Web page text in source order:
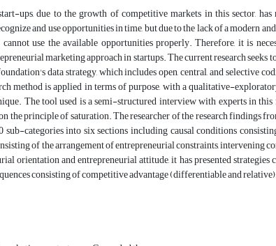
ups, due to the growth of competitive markets in this sector,
and use opportunities in time, but due to the lack of a modern
use the available opportunities properly. Therefore, it is
marketing approach in startups. The current research
data strategy, which includes open, central, and selective
method is applied in terms of purpose, with a qualitative-
The tool used is a semi-structured interview with experts in
the principle of saturation. The researcher of the research findings
sub-categories into six sections including causal conditions
of the arrangement of entrepreneurial constraints, intervening
orientation and entrepreneurial attitude, it has presented
consisting of competitive advantage (differentiable and